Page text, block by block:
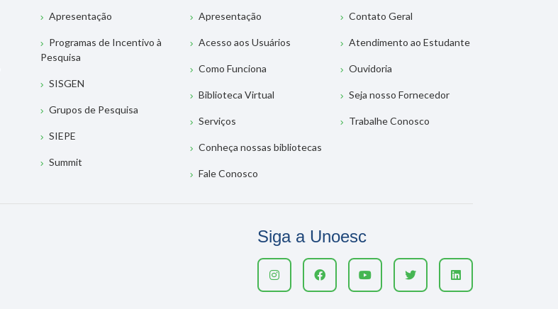
Apresentação
Programas de Incentivo à
Pesquisa
SISGEN
Grupos de Pesquisa
SIEPE
Summit
Apresentação
Acesso aos Usuários
Como Funciona
Biblioteca Virtual
Serviços
Conheça nossas bibliotecas
Fale Conosco
Contato Geral
Atendimento ao Estudante
Ouvidoria
Seja nosso Fornecedor
Trabalhe Conosco
Siga a Unoesc